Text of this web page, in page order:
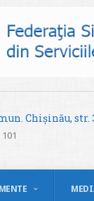
Chișinău, str.